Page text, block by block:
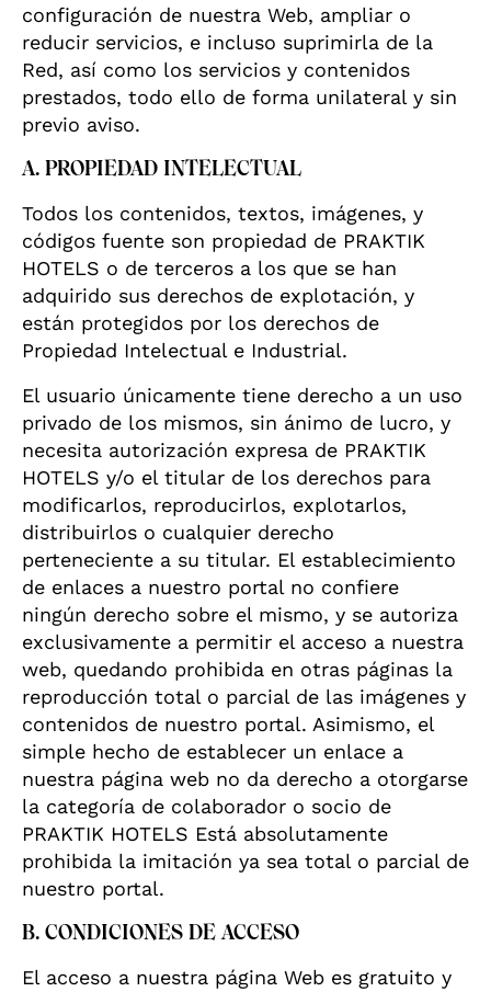
configuración de nuestra Web, ampliar o
reducir servicios, e incluso suprimirla de la
Red, así como los servicios y contenidos
prestados, todo ello de forma unilateral y sin
previo aviso.
A. PROPIEDAD INTELECTUAL
Todos los contenidos, textos, imágenes, y
códigos fuente son propiedad de PRAKTIK
HOTELS o de terceros a los que se han
adquirido sus derechos de explotación, y
están protegidos por los derechos de
Propiedad Intelectual e Industrial.
El usuario únicamente tiene derecho a un uso
privado de los mismos, sin ánimo de lucro, y
necesita autorización expresa de PRAKTIK
HOTELS y/o el titular de los derechos para
modificarlos, reproducirlos, explotarlos,
distribuirlos o cualquier derecho
perteneciente a su titular. El establecimiento
de enlaces a nuestro portal no confiere
ningún derecho sobre el mismo, y se autoriza
exclusivamente a permitir el acceso a nuestra
web, quedando prohibida en otras páginas la
reproducción total o parcial de las imágenes y
contenidos de nuestro portal. Asimismo, el
simple hecho de establecer un enlace a
nuestra página web no da derecho a otorgarse
la categoría de colaborador o socio de
PRAKTIK HOTELS Está absolutamente
prohibida la imitación ya sea total o parcial de
nuestro portal.
B. CONDICIONES DE ACCESO
El acceso a nuestra página Web es gratuito y